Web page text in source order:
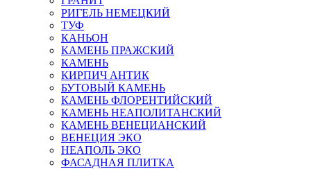
РИГЕЛЬ НЕМЕЦКИЙ
ТУФ
КАНЬОН
КАМЕНЬ ПРАЖСКИЙ
КАМЕНЬ
КИРПИЧ АНТИК
БУТОВЫЙ КАМЕНЬ
КАМЕНЬ ФЛОРЕНТИЙСКИЙ
КАМЕНЬ НЕАПОЛИТАНСКИЙ
КАМЕНЬ ВЕНЕЦИАНСКИЙ
ВЕНЕЦИЯ ЭКО
НЕАПОЛЬ ЭКО
ФАСАДНАЯ ПЛИТКА